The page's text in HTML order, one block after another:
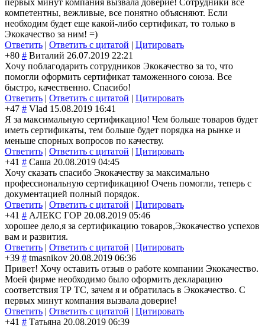
компетентны, вежливые, все понятно объясняют. Если
необходим будет еще какой-либо сертификат, то только в
Экокачество за ним! =)
Ответить | Ответить с цитатой | Цитировать
+80 # Виталий 26.07.2019 22:21
Хочу поблагодарить сотрудников Экокачество за то, что
помогли оформить сертификат таможенного союза. Все
быстро, качественно. Спасибо!
Ответить | Ответить с цитатой | Цитировать
+47 # Vlad 15.08.2019 16:41
Я за максимальную сертификацию! Чем больше товаров будет
иметь сертификаты, тем больше будет порядка на рынке и
меньше спорных вопросов по качеству.
Ответить | Ответить с цитатой | Цитировать
+41 # Саша 20.08.2019 04:45
Хочу сказать спасибо Экокачеству за максимально
профессиональную сертификацию! Очень помогли, теперь с
документацией полный порядок.
Ответить | Ответить с цитатой | Цитировать
+41 # АЛЕКС ГОР 20.08.2019 05:46
хорошее дело,я за сертификацию товаров,Экокачество успехов
вам и развития.
Ответить | Ответить с цитатой | Цитировать
+39 # tmasnikov 20.08.2019 06:36
Привет! Хочу оставить отзыв о работе компании Экокачество.
Моей фирме необходимо было оформить декларацию
соответствия ТР ТС, зачем я и обратилась в Экокачество. С
первых минут компания вызвала доверие!
Ответить | Ответить с цитатой | Цитировать
+41 # Татьяна 20.08.2019 06:39